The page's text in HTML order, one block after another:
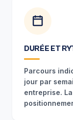
DURÉE ET
Parcours
jour par
entreprise.